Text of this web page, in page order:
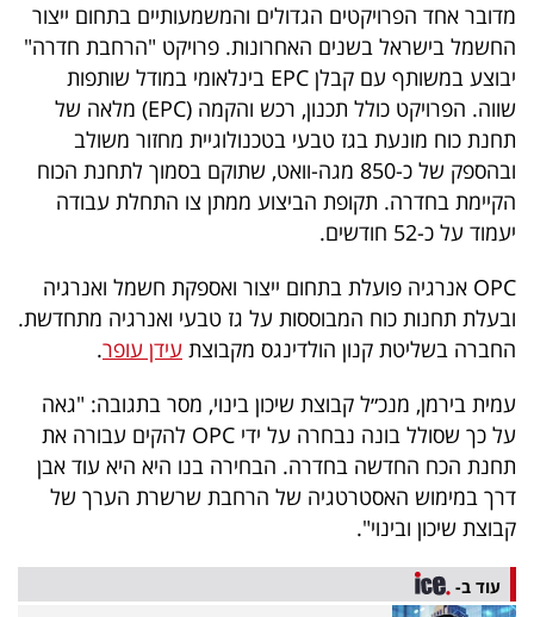
המילון
הכלכלי
פודקאסט
40
UNDER
40
שיתופי
דרושים
ניוזלטרים
מדובר אחד הפרויקטים הגדולים והמשמעותיים בתחום ייצור
החשמל בישראל בשנים האחרונות. פרויקט "הרחבת חדרה"
יבוצע במשותף עם קבלן EPC בינלאומי במודל שותפות
שווה. הפרויקט כולל תכנון, רכש והקמה (EPC) מלאה של
תחנת כוח מונעת בגז טבעי בטכנולוגיית מחזור משולב
ובהספק של כ-850 מגה-וואט, שתוקם בסמוך לתחנת הכוח
הקיימת בחדרה. תקופת הביצוע ממתן צו התחלת עבודה
יעמוד על כ-52 חודשים.
OPC אנרגיה פועלת בתחום ייצור ואספקת חשמל ואנרגיה
ובעלת תחנות כוח המבוססות על גז טבעי ואנרגיה מתחדשת.
החברה בשליטת קנון הולדינגס מקבוצת עידן עופר.
עמית בירמן, מנכ״ל קבוצת שיכון בינוי, מסר בתגובה: "גאה
על כך שסולל בונה נבחרה על ידי OPC להקים עבורה את
תחנת הכח החדשה בחדרה. הבחירה בנו היא היא עוד אבן
דרך במימוש האסטרטגיה של הרחבת שרשרת הערך של
קבוצת שיכון ובינוי".
עוד ב-